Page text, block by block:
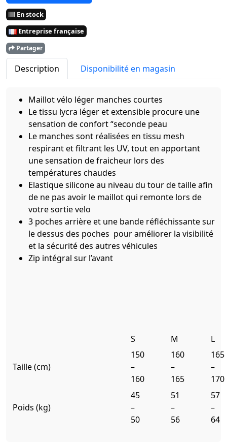
En stock
Entreprise française
Partager
Description Disponibilité en magasin
Maillot vélo léger manches courtes
Le tissu lycra léger et extensible procure une
sensation de confort “seconde peau
Le manches sont réalisées en tissu mesh
respirant et filtrant les UV, tout en apportant
une sensation de fraicheur lors des
températures chaudes
Elastique silicone au niveau du tour de taille afin
de ne pas avoir le maillot qui remonte lors de
votre sortie velo
3 poches arrière et une bande réfléchissante sur
le dessus des poches pour améliorer la visibilité
et la sécurité des autres véhicules
Zip intégral sur l’avant
S M L
Taille (cm)
150
–
160
160
–
165
165
–
170
Poids (kg)
45
–
50
51
–
56
57
–
64